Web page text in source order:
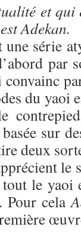
et
Adekan.
une série
par
du yaoi
sur
deux
le
le
Pour cela